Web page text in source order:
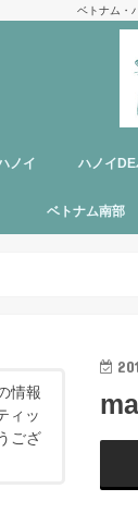
ベトナム・
ノイ
旅行者向け
マッサージ
ヘルスケア
ハノイ近郊観光
アンケート
ハノイ
ベトナム南部
情報
ィッ
ござ